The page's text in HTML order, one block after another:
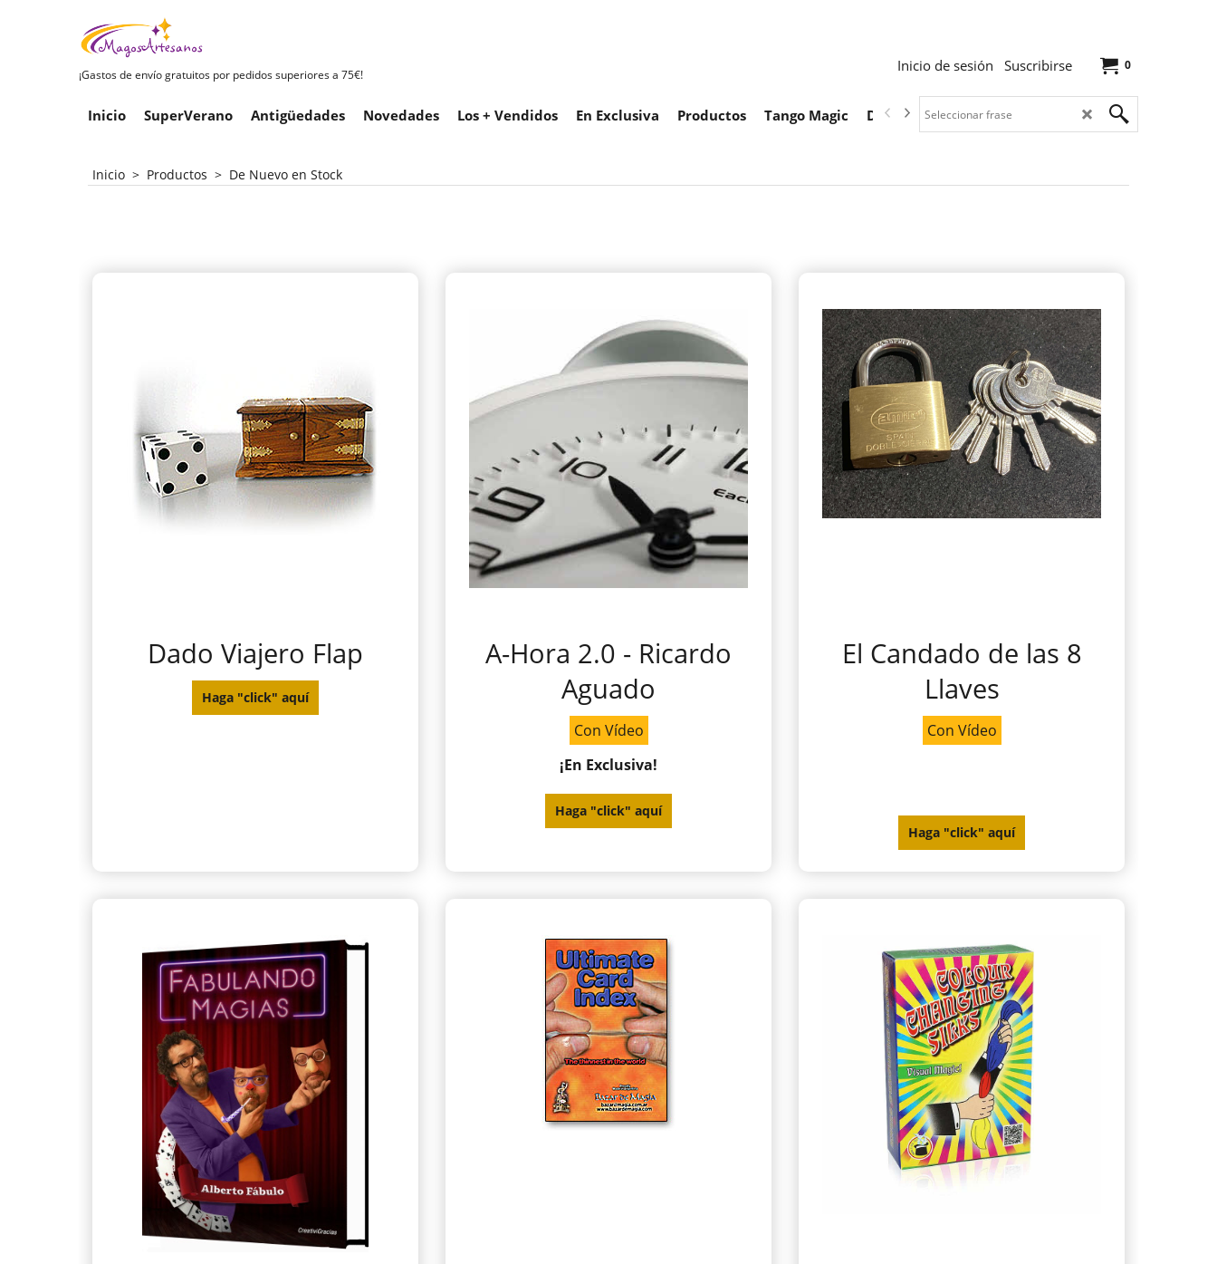
¡Gastos de envío gratuitos por pedidos superiores a 75€!
0
Inicio de sesión Suscribirse
Inicio SuperVerano Antigüedades Novedades Los + Vendidos En Exclusiva Productos Tango Magic Descargas
Inicio > Productos > De Nuevo en Stock
Dado Viajero Flap
Haga "click" aquí
A-Hora 2.0 - Ricardo
Aguado
Con Vídeo
¡En Exclusiva!
Haga "click" aquí
El Candado de las 8
Llaves
Con Vídeo
Haga "click" aquí